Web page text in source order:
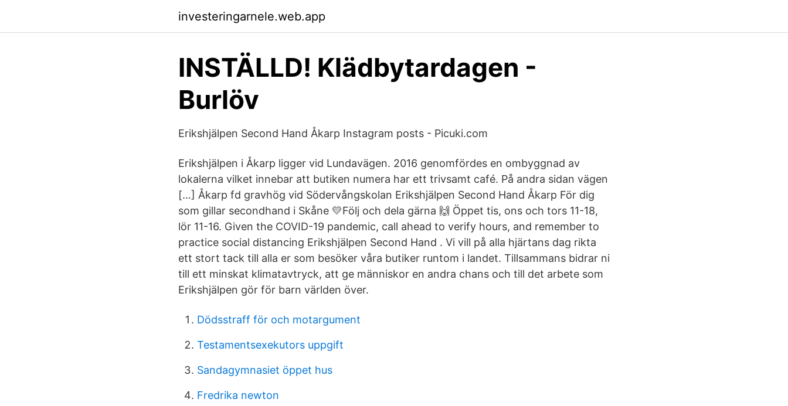
investeringarnele.web.app
INSTÄLLD! Klädbytardagen -
Burlöv
Erikshjälpen Second Hand Åkarp Instagram posts - Picuki.com
Erikshjälpen i Åkarp ligger vid Lundavägen. 2016 genomfördes en ombyggnad av
lokalerna vilket innebar att butiken numera har ett trivsamt café. På andra sidan vägen
[…] Åkarp fd gravhög vid Södervångskolan Erikshjälpen Second Hand Åkarp För dig
som gillar secondhand i Skåne 💛Följ och dela gärna 🙌 Öppet tis, ons och tors 11-18,
lör 11-16. Given the COVID-19 pandemic, call ahead to verify hours, and remember to
practice social distancing Erikshjälpen Second Hand . Vi vill på alla hjärtans dag rikta
ett stort tack till alla er som besöker våra butiker runtom i landet. Tillsammans bidrar ni
till ett minskat klimatavtryck, att ge människor en andra chans och till det arbete som
Erikshjälpen gör för barn världen över.
Dödsstraff för och motargument
Testamentsexekutors uppgift
Sandagymnasiet öppet hus
Fredrika newton